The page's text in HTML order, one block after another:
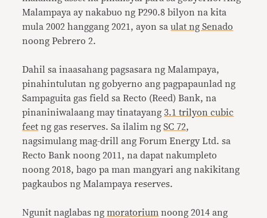
Malampaya ay nakabuo ng P290.8 bilyon na kita
mula 2002 hanggang 2021, ayon saulat ng Senado
noong Pebrero 2.
Dahil sa inaasahang pagsasara ng Malampaya,
pinahintulutan ng gobyerno ang pagpapaunlad ng
Sampaguita gas field sa Recto (Reed) Bank, na
pinaniniwalaang may tinatayang 3.1 trilyon cubic
feet ng gas reserves. Sa ilalim ngSC 72,
nagsimulang mag-drill ang Forum Energy Ltd. sa
Recto Bank noong 2011, na dapat nakumpleto
noong 2018, bago pa man mangyari ang nakikitang
pagkaubos ng Malampaya reserves.
Ngunit naglabas ngmoratorium noong 2014 ang